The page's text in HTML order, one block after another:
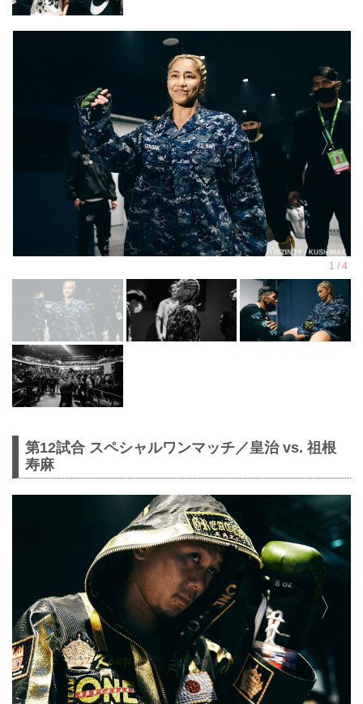
第12試合 スペシャルワンマッチ／皇治 vs. 祖根
寿麻